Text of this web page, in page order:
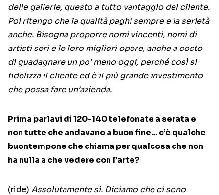
delle gallerie, questo a tutto vantaggio del cliente.
Poi ritengo che la qualità paghi sempre e la serietà
anche. Bisogna proporre nomi vincenti, nomi di
artisti seri e le loro migliori opere, anche a costo
di guadagnare un po’ meno oggi, perché così si
fidelizza il cliente ed è il più grande investimento
che possa fare un’azienda.
Prima parlavi di 120-140 telefonate a serata e
non tutte che andavano a buon fine… c’è qualche
buontempone che chiama per qualcosa che non
ha nulla a che vedere con l’arte?
(ride) Assolutamente sì. Diciamo che ci sono